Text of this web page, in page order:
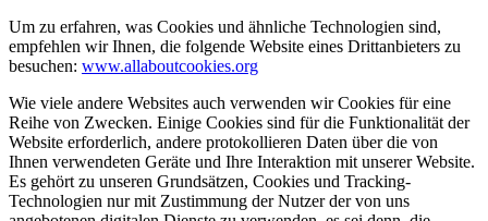
Um zu erfahren, was Cookies und ähnliche Technologien sind,
empfehlen wir Ihnen, die folgende Website eines Drittanbieters zu
besuchen: www.allaboutcookies.org
Wie viele andere Websites auch verwenden wir Cookies für eine
Reihe von Zwecken. Einige Cookies sind für die Funktionalität der
Website erforderlich, andere protokollieren Daten über die von
Ihnen verwendeten Geräte und Ihre Interaktion mit unserer Website.
Es gehört zu unseren Grundsätzen, Cookies und Tracking-
Technologien nur mit Zustimmung der Nutzer der von uns